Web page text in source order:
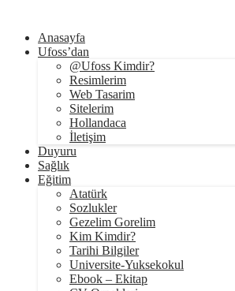
Anasayfa
Ufoss’dan
@Ufoss Kimdir?
Resimlerim
Web Tasarim
Sitelerim
Hollandaca
İletişim
Duyuru
Sağlık
Eğitim
Atatürk
Sozlukler
Gezelim Gorelim
Kim Kimdir?
Tarihi Bilgiler
Universite-Yuksekokul
Ebook – Ekitap